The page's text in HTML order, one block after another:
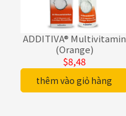
ADDITIVA® Multivitamin
(Orange)
$8,48
thêm vào giỏ hàng